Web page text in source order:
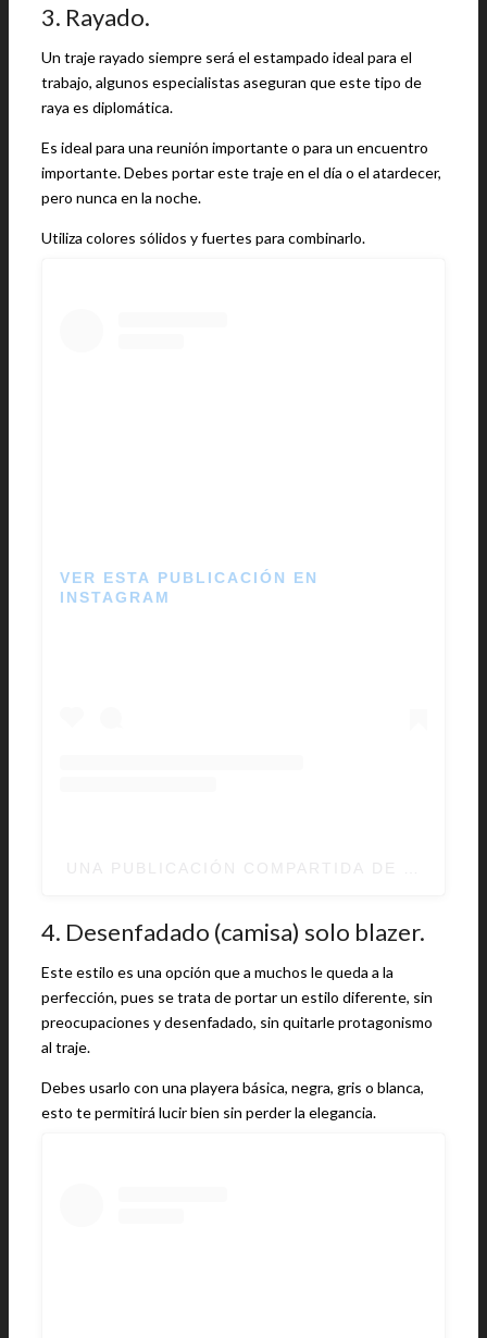
3. Rayado.
Un traje rayado siempre será el estampado ideal para el
trabajo, algunos especialistas aseguran que este tipo de
raya es diplomática.
Es ideal para una reunión importante o para un encuentro
importante. Debes portar este traje en el día o el atardecer,
pero nunca en la noche.
Utiliza colores sólidos y fuertes para combinarlo.
VER ESTA PUBLICACIÓN EN
INSTAGRAM
4. Desenfadado (camisa) solo blazer.
Este estilo es una opción que a muchos le queda a la
perfección, pues se trata de portar un estilo diferente, sin
preocupaciones y desenfadado, sin quitarle protagonismo
al traje.
Debes usarlo con una playera básica, negra, gris o blanca,
esto te permitirá lucir bien sin perder la elegancia.